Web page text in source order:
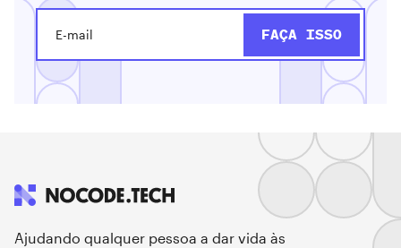
Ajudando qualquer pessoa a dar vida às